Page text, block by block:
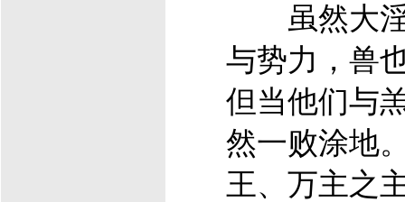
虽然大淫
与势力，兽
但当他们与
然一败涂地
王、万主之